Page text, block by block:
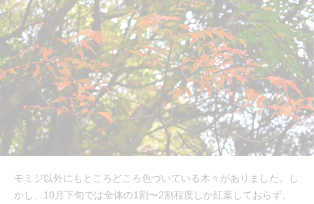
モミジ以外にもところどころ色づいている木々がありました。し
かし、10月下旬では全体の1割〜2割程度しか紅葉しておらず、